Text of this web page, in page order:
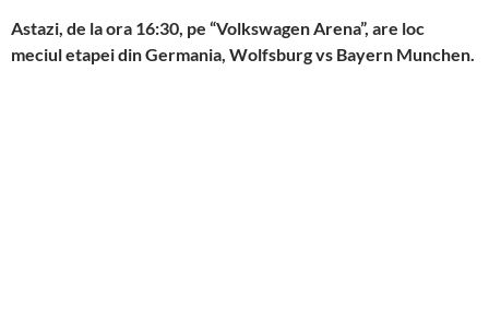
Astazi, de la ora 16:30, pe “Volkswagen Arena”, are loc
meciul etapei din Germania, Wolfsburg vs Bayern Munchen.